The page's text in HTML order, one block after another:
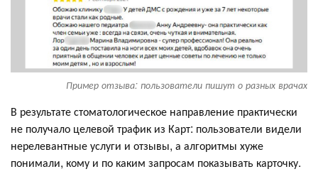
Пример отзыва: пользователи пишут о разных врачах
В результате стоматологическое направление практически
не получало целевой трафик из Карт: пользователи видели
нерелевантные услуги и отзывы, а алгоритмы хуже
понимали, кому и по каким запросам показывать карточку.